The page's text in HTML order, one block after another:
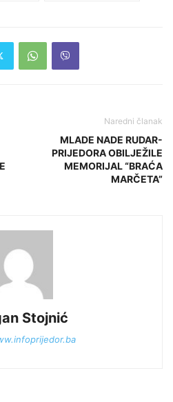
Naredni članak
MLADE NADE RUDAR-
PRIJEDORA OBILJEŽILE
MEMORIJAL “BRAĆA
MARČETA”
Stojnić